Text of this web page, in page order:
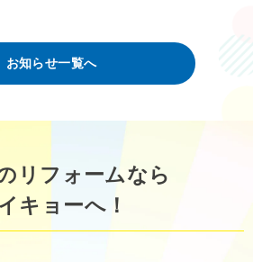
お知らせ一覧へ
リフォームなら
キョーへ！